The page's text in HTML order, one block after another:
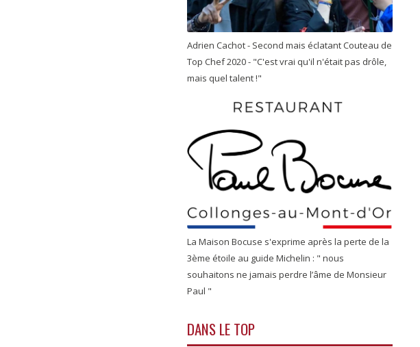
Adrien Cachot - Second mais éclatant Couteau de
Top Chef 2020 - "C'est vrai qu'il n'était pas drôle,
mais quel talent !"
La Maison Bocuse s'exprime après la perte de la
3ème étoile au guide Michelin : " nous
souhaitons ne jamais perdre l’âme de Monsieur
Paul "
DANS LE TOP